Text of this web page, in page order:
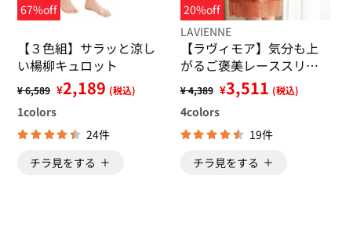
67%off
【３色組】サラッと涼し
い楊柳キュロット
¥ 6,589 ¥2,189 (税込)
1colors
24件
チラ見をする
20%off
LAVIENNE
【ラヴィモア】気分も上
がるご褒美レーススリッ
¥ 4,389 ¥3,511 (税込)
4colors
19件
チラ見をする